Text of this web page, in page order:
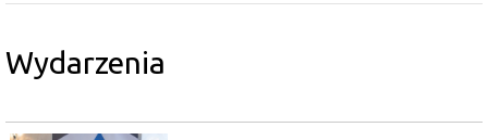
Wydarzenia